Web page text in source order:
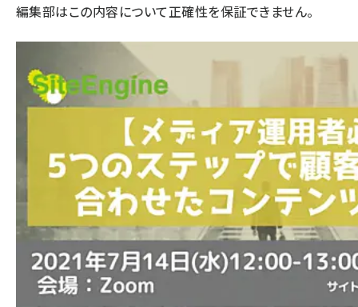
編集部はこの内容について正確性を保証できません。